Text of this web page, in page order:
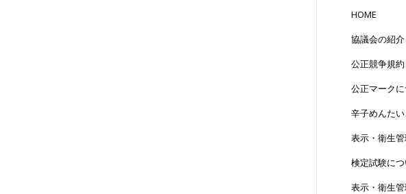
HOME
協議会の紹介
公正競争規
公正マーク
辛子めんた
表示・衛生
検定試験に
表示・衛生